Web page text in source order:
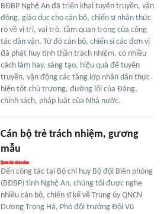
BĐBP Nghệ An đã triển khai tuyên truyền, vận
động, giáo dục cho cán bộ, chiến sĩ nhận thức
rõ về vị trí, vai trò, tầm quan trọng của công
tác dân vận. Từ đó cán bộ, chiến sĩ các đơn vị
đã phát huy tinh thần trách nhiệm, có nhiều
cách làm hay, sáng tạo, hiệu quả để tuyên
truyền, vận động các tầng lớp nhân dân thực
hiện tốt chủ trương, đường lối của Đảng,
chính sách, pháp luật của Nhà nước.
Cán bộ trẻ trách nhiệm, gương
mẫu
Đến công tác tại Bộ chỉ huy Bộ đội Biên phòng
(BĐBP) tỉnh Nghệ An, chúng tôi được nghe
nhiều cán bộ, chiến sĩ kể về Trung úy QNCN
Dương Trọng Hà, Phó đội trưởng Đội Vũ